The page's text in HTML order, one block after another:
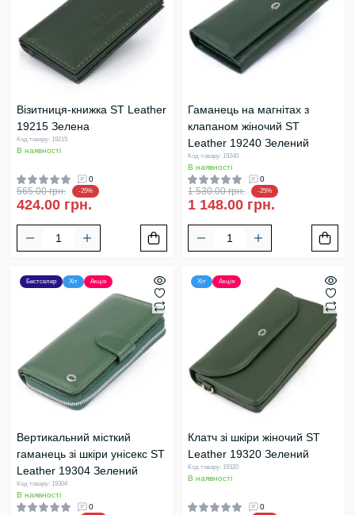
Візитниця-книжка ST Leather
19215 Зелена
Код товару: 19215
В наявності
0
565.00 грн. -25%
424.00 грн.
Гаманець на магнітах з
клапаном жіночий ST
Leather 19240 Зелений
Код товару: 19240
В наявності
0
1 530.00 грн. -25%
1 148.00 грн.
Бестселер Хіт Акція
Вертикальний місткий
гаманець зі шкіри унісекс ST
Leather 19304 Зелений
Код товару: 19304
В наявності
0
Хіт Акція
Клатч зі шкіри жіночий ST
Leather 19320 Зелений
Код товару: 19320
В наявності
0